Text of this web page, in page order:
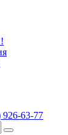
926-63-77